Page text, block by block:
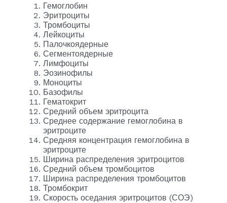
Гемоглобин
Эритроциты
Тромбоциты
Лейкоциты
Палочкоядерные
Сегментоядерные
Лимфоциты
Эозинофилы
Моноциты
Базофилы
Гематокрит
Средний объем эритроцита
Среднее содержание гемоглобина в
эритроците
Средняя концентрация гемоглобина в
эритроците
Ширина распределения эритроцитов
Средний объем тромбоцитов
Ширина распределения тромбоцитов
Тромбокрит
Скорость оседания эритроцитов (СОЭ)